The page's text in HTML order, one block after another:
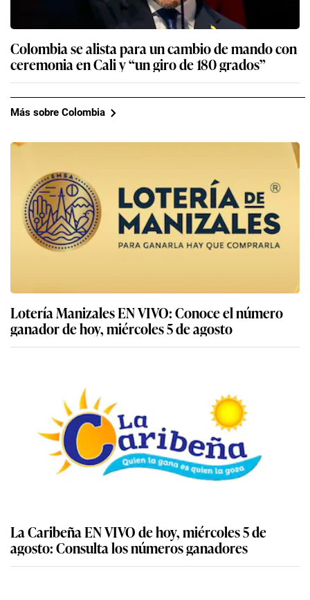
Colombia se alista para un cambio de mando con
ceremonia en Cali y “un giro de 180 grados”
Más sobre Colombia
Lotería Manizales EN VIVO: Conoce el número
ganador de hoy, miércoles 5 de agosto
La Caribeña EN VIVO de hoy, miércoles 5 de
agosto: Consulta los números ganadores